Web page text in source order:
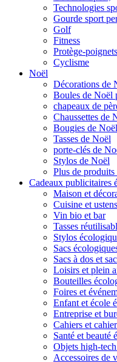
Technologies
Gourde sport
Golf
Fitness
Protège-poignets
Cyclisme
Noël
Décorations de
Boules de Noël
chapeaux de
Chaussettes de
Bougies de Noël
Tasses de Noël
porte-clés de
Stylos de Noël
Plus de
Cadeaux publicitaires
Maison et
Cuisine et
Vin bio et bar
Tasses
Stylos
Sacs
Sacs à dos et
Loisirs et plein
Bouteilles
Foires et
Enfant et école
Entreprise et
Cahiers et
Santé et beauté
Objets high-
Accessoires de